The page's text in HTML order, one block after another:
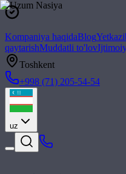
Kompaniya haqidaBlog
qaytarishMuddatli to'lov
Toshkent
+998 (71) 205-54-54
uz